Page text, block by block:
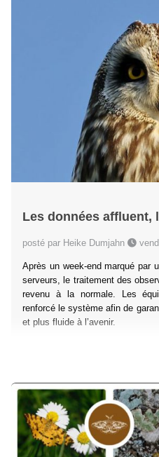
Les données affluent,
posté par Heike Dumjahn
Après un week-end marqué par
serveurs, le traitement des
revenu à la normale. Les
renforcé le système afin de
et plus fluide à l’avenir.